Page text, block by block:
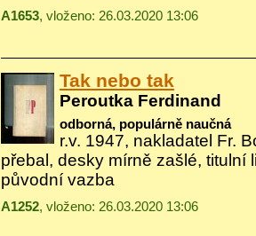
A1653, vloženo: 26.03.2020 13:06
Tak nebo tak
Peroutka Ferdinand
odborná, populárně naučná
r.v. 1947, nakladatel Fr.
přebal, desky mírně zašlé, titulní
původní vazba
A1252, vloženo: 26.03.2020 13:06